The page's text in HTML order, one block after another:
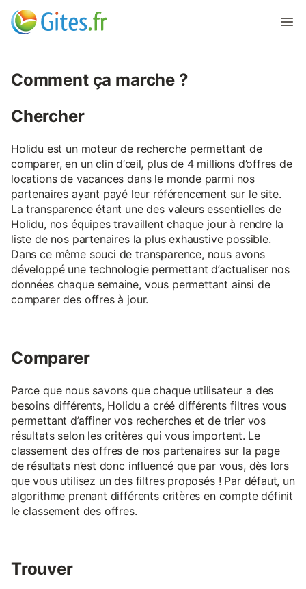
Comment ça marche ?
Chercher
Holidu est un moteur de recherche permettant de
comparer, en un clin d’œil, plus de 4 millions d’offres de
locations de vacances dans le monde parmi nos
partenaires ayant payé leur référencement sur le site.
La transparence étant une des valeurs essentielles de
Holidu, nos équipes travaillent chaque jour à rendre la
liste de nos partenaires la plus exhaustive possible.
Dans ce même souci de transparence, nous avons
développé une technologie permettant d’actualiser nos
données chaque semaine, vous permettant ainsi de
comparer des offres à jour.
Comparer
Parce que nous savons que chaque utilisateur a des
besoins différents, Holidu a créé différents filtres vous
permettant d’affiner vos recherches et de trier vos
résultats selon les critères qui vous importent. Le
classement des offres de nos partenaires sur la page
de résultats n’est donc influencé que par vous, dès lors
que vous utilisez un des filtres proposés ! Par défaut, un
algorithme prenant différents critères en compte définit
le classement des offres.
Trouver